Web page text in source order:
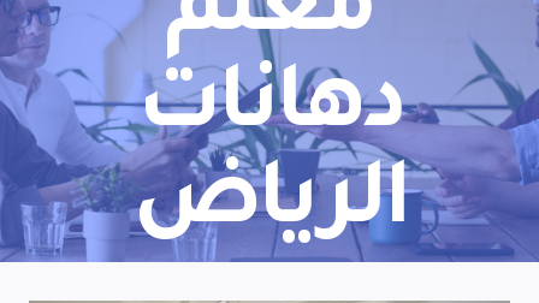
دهانات
الرياض